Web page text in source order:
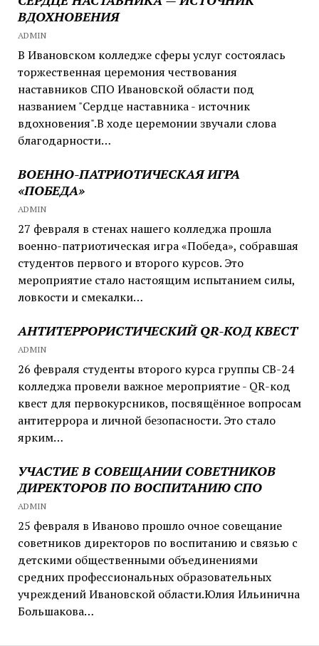
ВДОХНОВЕНИЯ
ADMIN
В Ивановском колледже сферы услуг состоялась
торжественная церемония чествования
наставников СПО Ивановской области под
названием "Сердце наставника - источник
вдохновения".В ходе церемонии звучали слова
благодарности…
ВОЕННО-ПАТРИОТИЧЕСКАЯ ИГРА
«ПОБЕДА»
ADMIN
27 февраля в стенах нашего колледжа прошла
военно-патриотическая игра «Победа», собравшая
студентов первого и второго курсов. Это
мероприятие стало настоящим испытанием силы,
ловкости и смекалки…
АНТИТЕРРОРИСТИЧЕСКИЙ QR-КОД КВЕСТ
ADMIN
26 февраля студенты второго курса группы СВ-24
колледжа провели важное мероприятие - QR-код
квест для первокурсников, посвящённое вопросам
антитеррора и личной безопасности. Это стало
ярким…
УЧАСТИЕ В СОВЕЩАНИИ СОВЕТНИКОВ
ДИРЕКТОРОВ ПО ВОСПИТАНИЮ СПО
ADMIN
25 февраля в Иваново прошло очное совещание
советников директоров по воспитанию и связью с
детскими общественными объединениями
средних профессиональных образовательных
учреждений Ивановской области.Юлия Ильинична
Большакова…